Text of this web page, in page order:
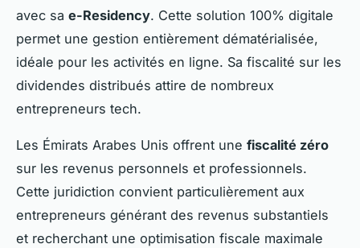
avec sa e-Residency. Cette solution 100% digitale
permet une gestion entièrement dématérialisée,
idéale pour les activités en ligne. Sa fiscalité sur les
dividendes distribués attire de nombreux
entrepreneurs tech.
Les Émirats Arabes Unis offrent une fiscalité zéro
sur les revenus personnels et professionnels.
Cette juridiction convient particulièrement aux
entrepreneurs générant des revenus substantiels
et recherchant une optimisation fiscale maximale